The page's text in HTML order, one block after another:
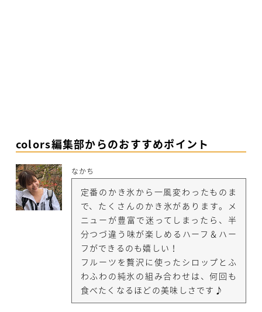
colors編集部からのおすすめポイント
なかち
定番のかき氷から一風変わったものま
で、たくさんのかき氷があります。メ
ニューが豊富で迷ってしまったら、半
分つづ違う味が楽しめるハーフ＆ハー
フができるのも嬉しい！
フルーツを贅沢に使ったシロップとふ
わふわの純氷の組み合わせは、何回も
食べたくなるほどの美味しさです♪